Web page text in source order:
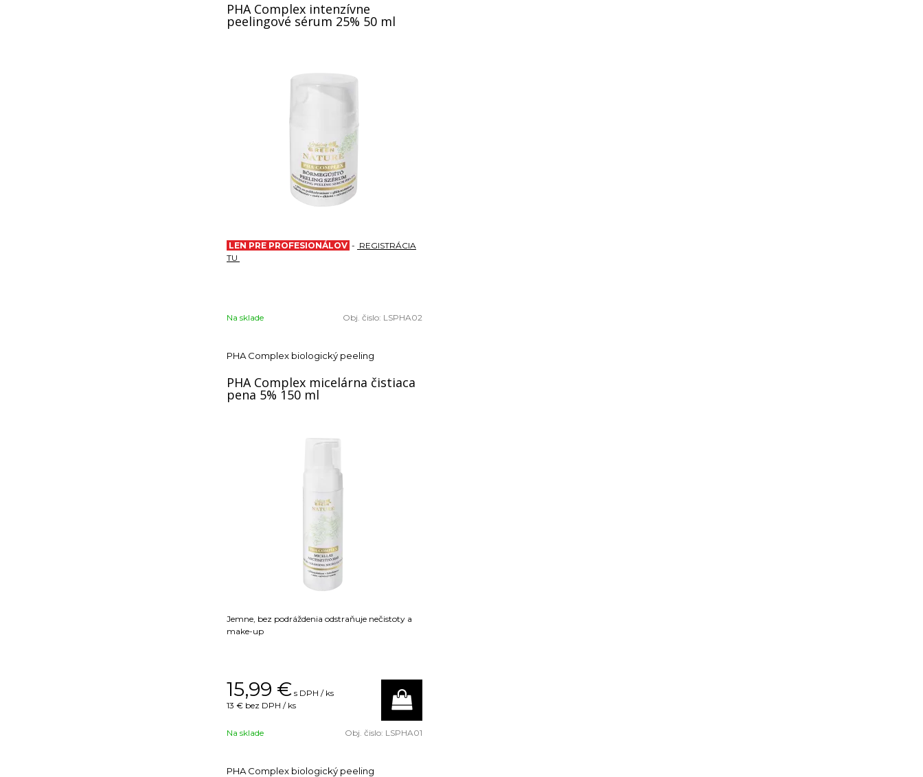
PHA Complex intenzívne
peelingové sérum 25% 50 ml
LEN PRE PROFESIONÁLOV - REGISTRÁCIA
TU
Na sklade Obj. čislo: LSPHA02
PHA Complex biologický peeling
PHA Complex micelárna čistiaca
pena 5% 150 ml
Jemne, bez podráždenia odstraňuje nečistoty a
make-up
15,99 € s DPH / ks
13 € bez DPH / ks
Na sklade Obj. čislo: LSPHA01
PHA Complex biologický peeling